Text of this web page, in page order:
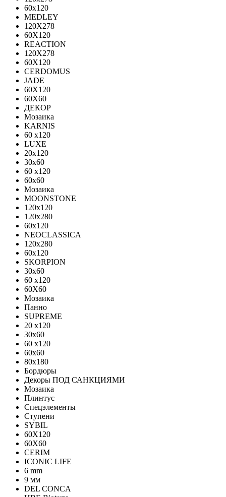
60x120
MEDLEY
120X278
60X120
REACTION
120X278
60X120
CERDOMUS
JADE
60X120
60X60
ДЕКОР
Мозаика
KARNIS
60 x120
LUXE
20x120
30х60
60 x120
60x60
Мозаика
MOONSTONE
120x120
120х280
60x120
NEOCLASSICA
120х280
60х120
SKORPION
30х60
60 x120
60X60
Мозаика
Панно
SUPREME
20 x120
30x60
60 x120
60x60
80x180
Бордюры
Декоры ПОД САНКЦИЯМИ
Мозаика
Плинтус
Спецэлементы
Ступени
SYBIL
60X120
60X60
CERIM
ICONIC LIFE
6 mm
9 мм
DEL CONCA